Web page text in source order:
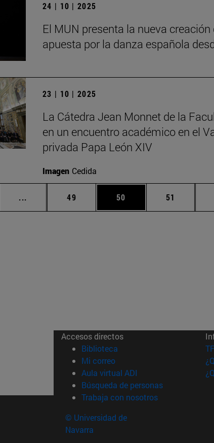
24 | 10 | 2025
El MUN presenta la nueva creación
apuesta por la danza española
23 | 10 | 2025
La Cátedra Jean Monnet de la
en un encuentro académico en el
privada Papa León XIV
Imagen Cedida
... Páginas intermedias Use TAB para desplazarse.
Página
49 Página
50 Página
51
Accesos directos
Biblioteca (abre en nueva ventana)
Mi correo(abre en nueva ventana)
Aula virtual ADI (abre en nueva
Búsqueda de personas(abre en
Trabaja con nosotros(abre en nueva
© Universidad de
Navarra